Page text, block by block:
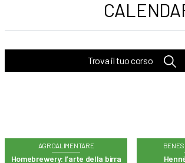
Trova il tuo corso
AGROALIMENTARE
Homebrewery: l’arte della birra